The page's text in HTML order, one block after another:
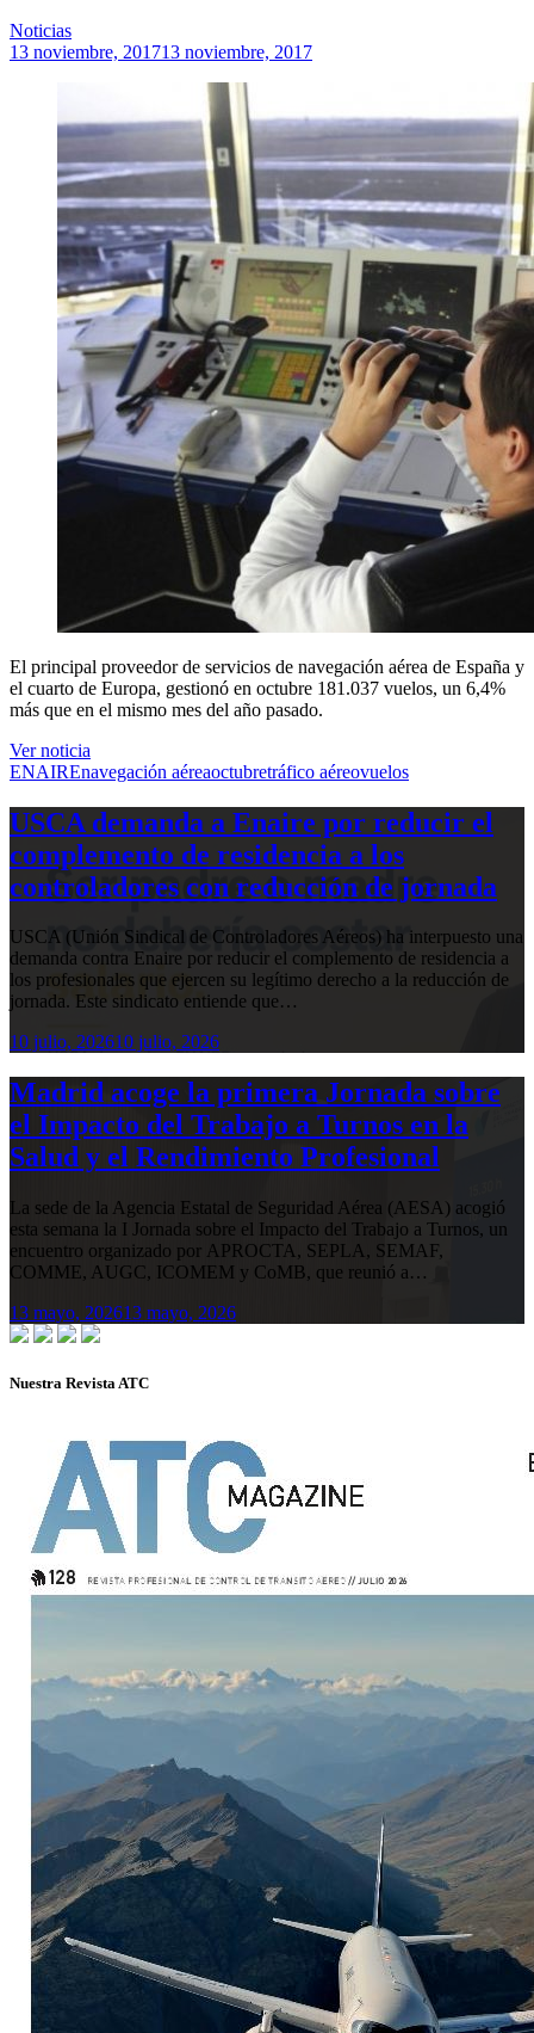
Noticias
13 noviembre, 201713 noviembre, 2017
El principal proveedor de servicios de navegación aérea de España y
el cuarto de Europa, gestionó en octubre 181.037 vuelos, un 6,4%
más que en el mismo mes del año pasado.
Ver noticia
ENAIREnavegación aéreaoctubretráfico aéreovuelos
USCA demanda a Enaire por reducir el
complemento de residencia a los
controladores con reducción de jornada
USCA (Unión Sindical de Controladores Aéreos) ha interpuesto una
demanda contra Enaire por reducir el complemento de residencia a
los profesionales que ejercen su legítimo derecho a la reducción de
jornada. Este sindicato entiende que…
10 julio, 202610 julio, 2026
Madrid acoge la primera Jornada sobre
el Impacto del Trabajo a Turnos en la
Salud y el Rendimiento Profesional
La sede de la Agencia Estatal de Seguridad Aérea (AESA) acogió
esta semana la I Jornada sobre el Impacto del Trabajo a Turnos, un
encuentro organizado por APROCTA, SEPLA, SEMAF,
COMME, AUGC, ICOMEM y CoMB, que reunió a…
13 mayo, 202613 mayo, 2026
Nuestra Revista ATC